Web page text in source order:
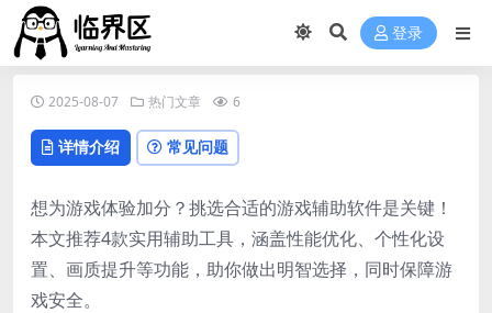
登录
2025-08-07 热门文章 6
详情介绍 常见问题
想为游戏体验加分？挑选合适的游戏辅助软件是关键！
本文推荐4款实用辅助工具，涵盖性能优化、个性化设
置、画质提升等功能，助你做出明智选择，同时保障游
戏安全。